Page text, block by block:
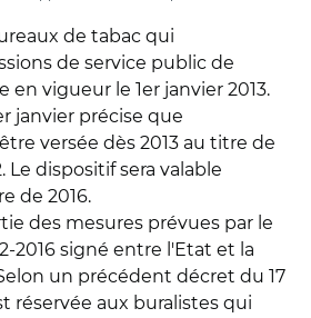
de tabac qui
de service public de
vigueur le 1er janvier 2013.
janvier précise que
versée dès 2013 au titre de
Le dispositif sera valable
de 2016.
des mesures prévues par le
2016 signé entre l'Etat et la
un précédent décret du 17
réservée aux buralistes qui